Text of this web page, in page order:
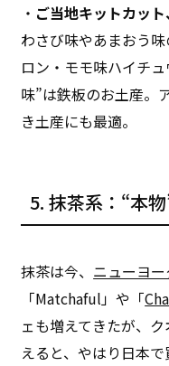
・ ご当地キットカッ
わさび味やあまおう
ロン・モモ味ハイチ
味”は鉄板のお土産。
き土産にも最適。
5. 抹茶系：“本
抹茶は今、 ニューヨ
「Matchaful」や「
ェも増えてきたが、
えると、やはり日本